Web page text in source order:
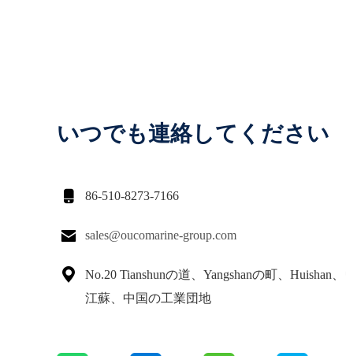
いつでも連絡してください
 86-510-8273-7166
 sales@oucomarine-group.com

No.20 Tianshunの道、Yangshanの町、Huishan
江蘇、中国の工業団地